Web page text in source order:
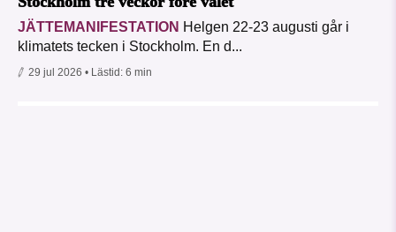
JÄTTEMANIFESTATION Helgen 22-23 augusti går i
klimatets tecken i Stockholm. En d...
29 jul 2026 • Lästid: 6 min